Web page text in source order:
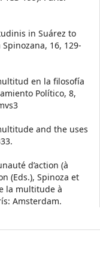
in Suárez to
16, 129-
en la filosofía
Político, 8,
and the uses
d’action (à
(Eds.), Spinoza et
la multitude à
Amsterdam.